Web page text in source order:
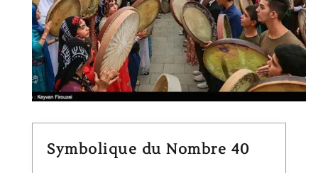
Symbolique du Nombre 40